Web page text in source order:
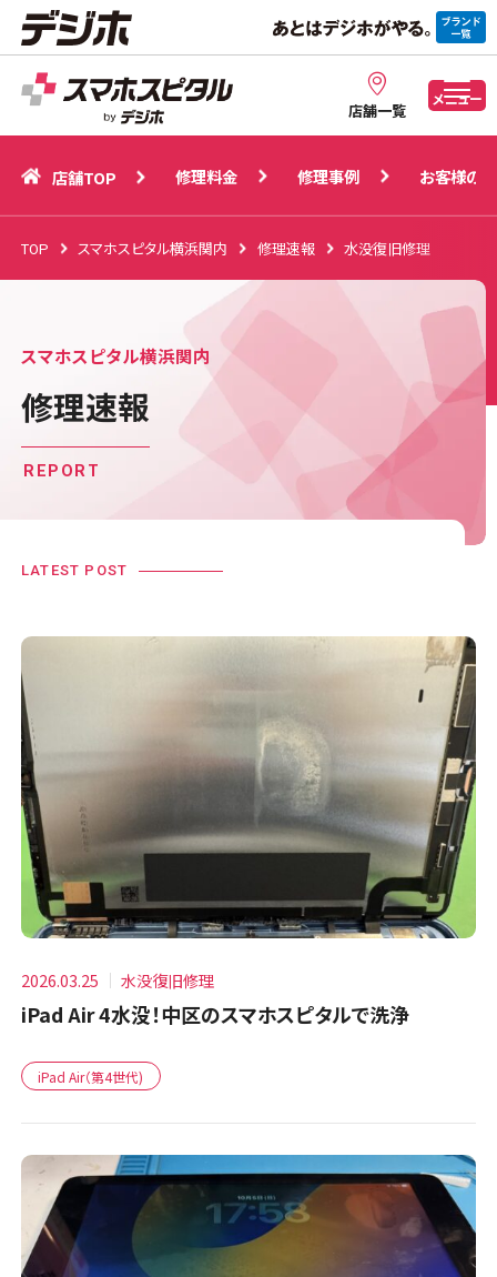
店舗一覧
メニュー
店舗TOP 修理事例 お客様の声
店舗TOP 修理料金 修理事例 お客様の声
TOP スマホスピタル横浜関内 修理速報 水没復旧修理
スマホスピタル横浜関内
修理速報
REPORT
LATEST POST
2026.03.25 水没復旧修理
iPad Air 4水没！中区のスマホスピタルで洗浄
iPad Air（第4世代)